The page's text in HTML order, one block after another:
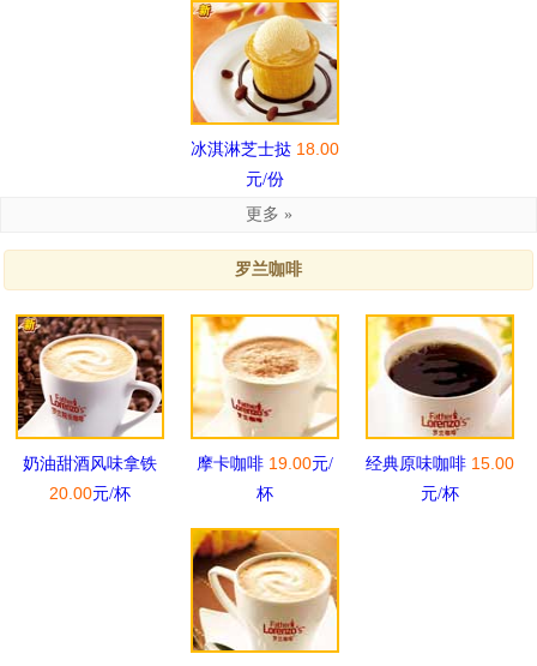
冰淇淋芝士挞 18.00
元/份
更多 »
罗兰咖啡
奶油甜酒风味拿铁
20.00元/杯
摩卡咖啡 19.00元/
杯
经典原味咖啡 15.00
元/杯